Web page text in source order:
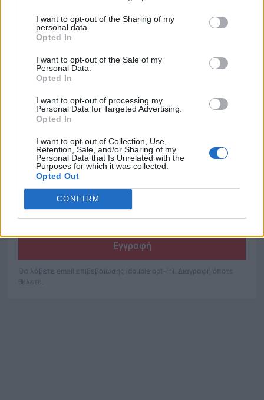
I want to opt-out of the Sharing of my
personal data.
Opted In
I want to opt-out of the Sale of my
Personal Data.
Opted In
I want to opt-out of processing my
Personal Data for Targeted Advertising.
Opted In
I want to opt-out of Collection, Use,
Retention, Sale, and/or Sharing of my
Personal Data that Is Unrelated with the
Purposes for which it was collected.
Opted Out
CONFIRM
Το εβδομαδιαίο newsletter με τα κορυφαία νέα του
κλάδου.
Εγγραφή
Θα λάβετε email επιβεβαίωσης (double opt-in). Διαγραφή όποτε
θέλετε.